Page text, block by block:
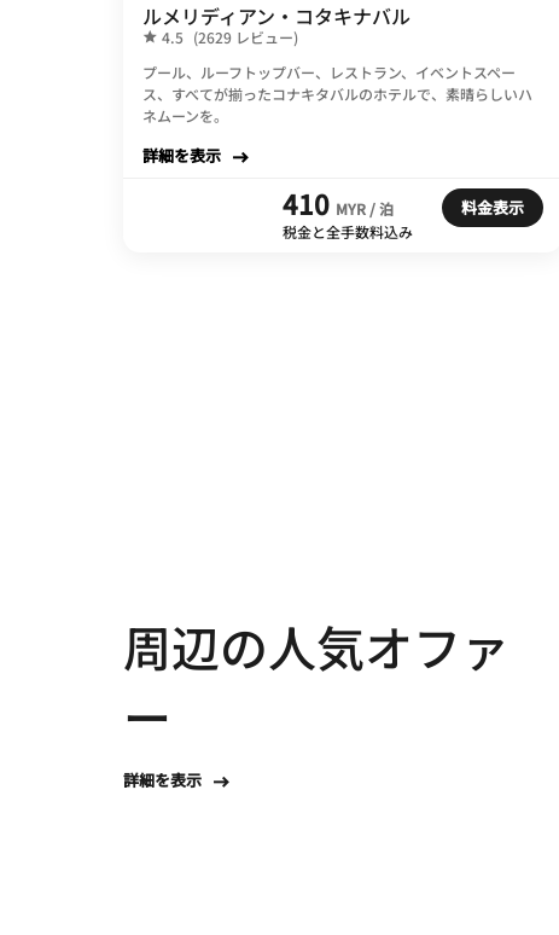
ルメリディアン・コタキナバル
4.5 (2629 レビュー)
プール、ルーフトップバー、レストラン、イベントスペー
ス、すべてが揃ったコナキタバルのホテルで、素晴らしいハ
ネムーンを。
詳細を表示
410 MYR / 泊
税金と全手数料込み
料金表示
周辺の人気オファ
ー
詳細を表示